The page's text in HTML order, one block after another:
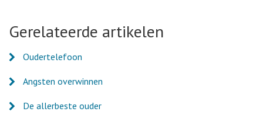
mail
Gerelateerde artikelen
Oudertelefoon
Angsten overwinnen
De allerbeste ouder